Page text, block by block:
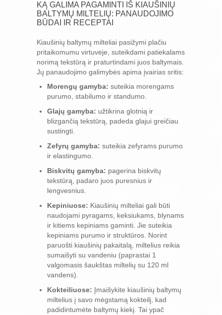
KĄ GALIMA PAGAMINTI IŠ KIAUŠINIŲ
BALTYMŲ MILTELIŲ: PANAUDOJIMO
BŪDAI IR RECEPTAI
Kiaušinių baltymų milteliai pasižymi plačiu
pritaikomumu virtuvėje, suteikdami patiekalams
norimą tekstūrą ir praturtindami juos baltymais.
Jų panaudojimo galimybės apima įvairias sritis:
Morengų gamyba: suteikia morengams
purumo, stabilumo ir standumo.
Glajų gamyba: užtikrina glotnią ir
blizgančią tekstūrą, padeda glajui greičiau
sustingti.
Zefyrų gamyba: suteikia zefyrams purumo
ir elastingumo.
Biskvitų gamyba: pagerina biskvitų
tekstūrą, padaro juos puresnius ir
lengvesnius.
Kepiniuose: Kiaušinių milteliai gali būti
naudojami pyragams, keksiukams, blynams
ir kitiems kepiniams gaminti. Jie suteikia
kepiniams purumo ir struktūros. Norint
paruošti kiaušinių pakaitalą, miltelius reikia
sumaišyti su vandeniu (paprastai 1
valgomasis šaukštas miltelių su 120 ml
vandens).
Kokteiliuose: Įmaišykite kiaušinių baltymų
miltelius į savo mėgstamą kokteilį, kad
padidintumėte baltymų kiekį. Tai ypač